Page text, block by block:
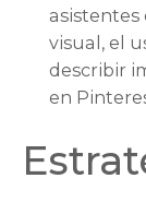
asistentes
visual, el
describir
en